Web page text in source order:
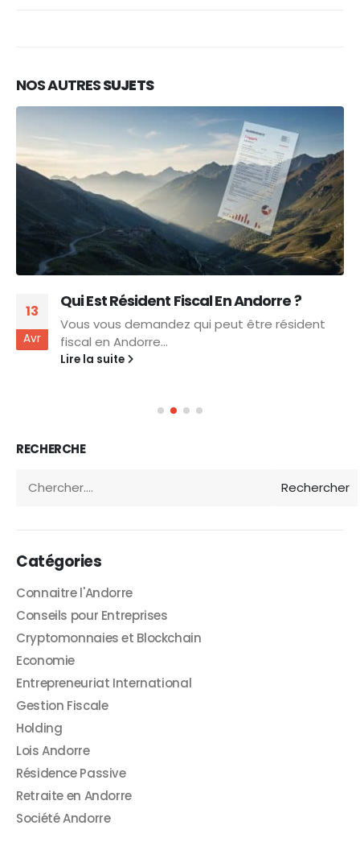
NOS AUTRESSUJETS
13
Avr
Qui Est Résident Fiscal En Andorre ?
Vous vous demandez qui peut être résident
fiscal en Andorre...
Lire la suite
RECHERCHE
Rechercher
Catégories
Connaitre l'Andorre
Conseils pour Entreprises
Cryptomonnaies et Blockchain
Economie
Entrepreneuriat International
Gestion Fiscale
Holding
Lois Andorre
Résidence Passive
Retraite en Andorre
Société Andorre